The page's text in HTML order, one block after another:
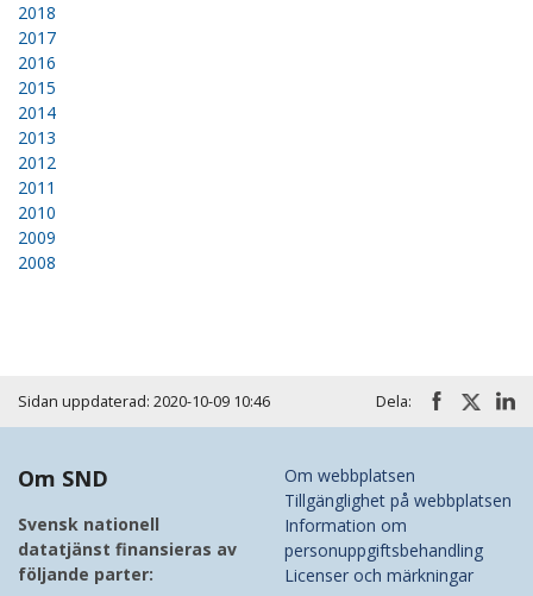
2018
2017
2016
2015
2014
2013
2012
2011
2010
2009
2008
Sidan uppdaterad: 2020-10-09 10:46 Dela:
Om SND
Svensk nationell
datatjänst finansieras av
följande parter:
Om webbplatsen
Tillgänglighet på webbplatsen
Information om
personuppgiftsbehandling
Licenser och märkningar